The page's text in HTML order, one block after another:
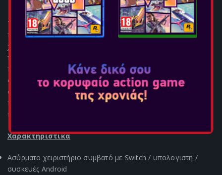
Το ασύρματο χειριστήριο Steelplay® προσφέρει μια εμπειρία
παιχνιδιού που ταιριάζει στο στυλ σας. Εναλλάξτε τα
χειριστήρια, το D-pad και τα κουμπιά ενεργειών για να
παίξετε όπως θέλετε. Το αρθρωτό κάλυμμα σας επιτρέπει να
προσαρμόσετε το χειριστήριο και να του δώσετε το δικό σας
στυλ (2 καλύμματα στα χρώματα Joy-Con™)
συμπεριλαμβάνονται). Και με το δίσκο χειρισμού,
προσαρμόστε τον σταυρό προσανατολισμού στο παιχνίδι
που επιλέγετε να παίξετε!
Χαρακτηριστικά
Ασύρματο χειριστήριο συμβατό με Switch / υπολογιστή /
συσκευές Android